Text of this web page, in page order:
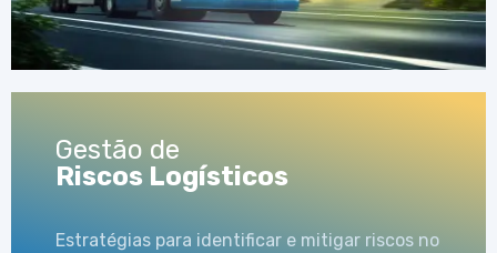
Gestão de
Riscos Logísticos
Estratégias para identificar e mitigar riscos no